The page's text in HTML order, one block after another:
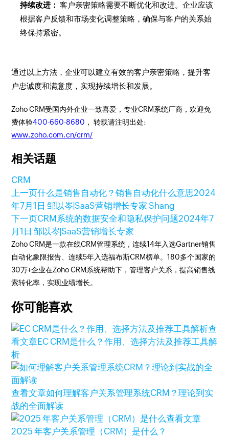
持续改进： 客户亲密策略需要不断优化和改进。企业应该
根据客户反馈和市场变化调整策略，确保与客户的关系始
终保持紧密。
通过以上方法，企业可以建立有效的客户亲密策略，提升客
户忠诚度和满意度，实现持续增长和发展。
Zoho CRM受国内外企业一致喜爱，专业CRM系统厂商，欢迎免
费体验400-660-8680 ， 转载请注明出处:
www.zoho.com.cn/crm/
相关话题
CRM
上一页什么是销售自动化？销售自动化什么意思2024
年7月1日 邹以岑|SaaS营销增长专家 Shang
下一页CRM系统的数据安全和隐私保护问题2024年7
月1日 邹以岑|SaaS营销增长专家
Zoho CRM是一款在线CRM管理系统，连续14年入选Gartner销售
自动化象限报告、连续5年入选福布斯CRM榜单。180多个国家的
30万+企业在Zoho CRM系统帮助下，管理客户关系，提高销售线
索转化率，实现业绩增长。
你可能喜欢
查
看文章EC CRM是什么？作用、选择方法及推荐工具解
析
查看文章如何理解客户关系管理系统CRM？理论到实
战的全面解读
查看文章
2025 年客户关系管理（CRM）是什么？